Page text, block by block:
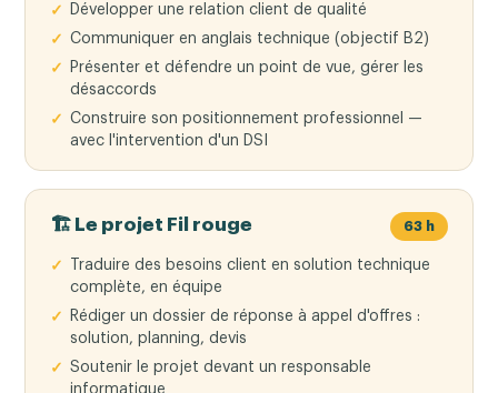
Développer une relation client de qualité
Communiquer en anglais technique (objectif B2)
Présenter et défendre un point de vue, gérer les
désaccords
Construire son positionnement professionnel —
avec l'intervention d'un DSI
🏗️ Le projet Fil rouge 63 h
Traduire des besoins client en solution technique
complète, en équipe
Rédiger un dossier de réponse à appel d'offres :
solution, planning, devis
Soutenir le projet devant un responsable
informatique